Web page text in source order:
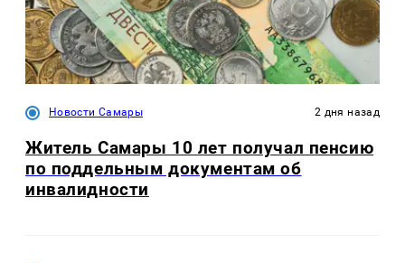
Новости Самары 2 дня назад
Житель Самары 10 лет получал пенсию
по поддельным документам об
инвалидности